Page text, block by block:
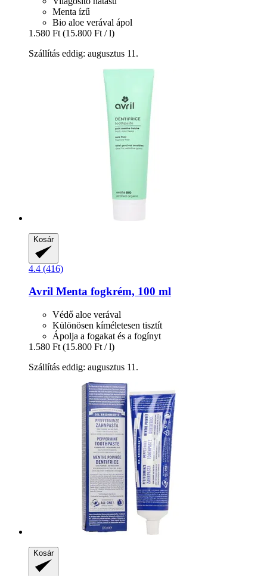
Menta ízű
Bio aloe verával ápol
1.580 Ft (15.800 Ft / l)
Szállítás eddig: augusztus 11.
Kosár
4.4 (416)
Avril Menta fogkrém, 100 ml
Védő aloe verával
Különösen kíméletesen tisztít
Ápolja a fogakat és a fogínyt
1.580 Ft (15.800 Ft / l)
Szállítás eddig: augusztus 11.
Kosár